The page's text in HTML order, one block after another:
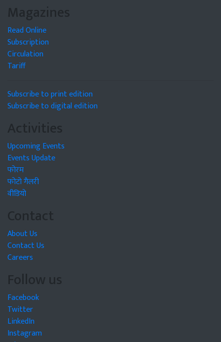
Magazines
Read Online
Subscription
Circulation
Tariff
Subscribe to print edition
Subscribe to digital edition
Activities
Upcoming Events
Events Update
फोरम
फोटो गैलरी
वीडियो
Contact
About Us
Contact Us
Careers
Follow us
Facebook
Twitter
LinkedIn
Instagram